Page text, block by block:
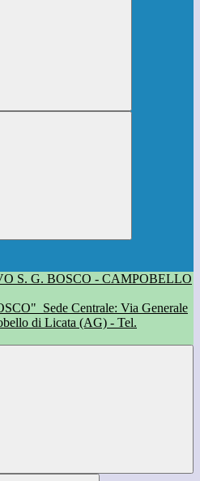
Sede Centrale: Via Generale
di Licata (AG) - Tel.